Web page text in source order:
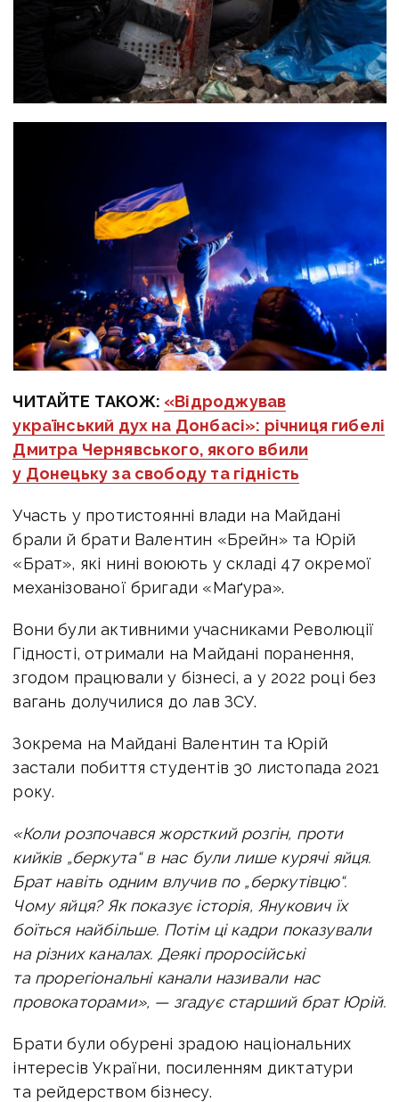
ЧИТАЙТЕ ТАКОЖ: «Відроджував
український дух на Донбасі»: річниця гибелі
Дмитра Чернявського, якого вбили
у Донецьку за свободу та гідність
Участь у протистоянні влади на Майдані
брали й брати Валентин «Брейн» та Юрій
«Брат», які нині воюють у складі 47 окремої
механізованої бригади «Маґура».
Вони були активними учасниками Революції
Гідності, отримали на Майдані поранення,
згодом працювали у бізнесі, а у 2022 році без
вагань долучилися до лав ЗСУ.
Зокрема на Майдані Валентин та Юрій
застали побиття студентів 30 листопада 2021
року.
«Коли розпочався жорсткий розгін, проти
кийків „беркута“ в нас були лише курячі яйця.
Брат навіть одним влучив по „беркутівцю“.
Чому яйця? Як показує історія, Янукович їх
боїться найбільше. Потім ці кадри показували
на різних каналах. Деякі проросійські
та прорегіональні канали називали нас
провокаторами», — згадує старший брат Юрій.
Брати були обурені зрадою національних
інтересів України, посиленням диктатури
та рейдерством бізнесу.